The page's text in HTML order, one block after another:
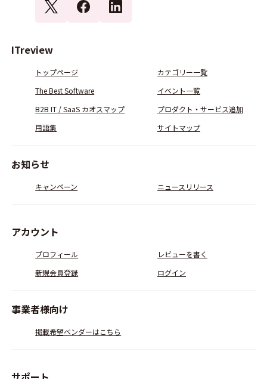
ITreview
トップページ
カテゴリー一覧
The Best Software
イベント一覧
B2B IT / SaaS カオスマップ
プロダクト・サービス追加
用語集
サイトマップ
お知らせ
キャンペーン ニュースリリース
アカウント
プロフィール
レビューを書く
新規会員登録
ログイン
事業者様向け
掲載希望ベンダーはこちら